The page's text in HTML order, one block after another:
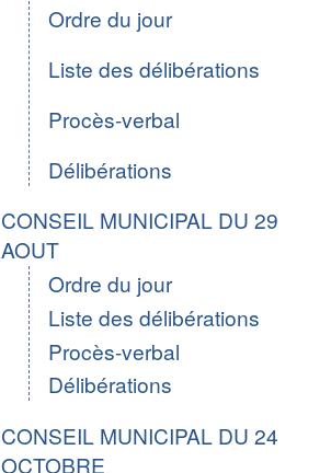
Ordre du jour
Liste des délibérations
Procès-verbal
Délibérations
CONSEIL MUNICIPAL DU 29
AOUT
Ordre du jour
Liste des délibérations
Procès-verbal
Délibérations
CONSEIL MUNICIPAL DU 24
OCTOBRE